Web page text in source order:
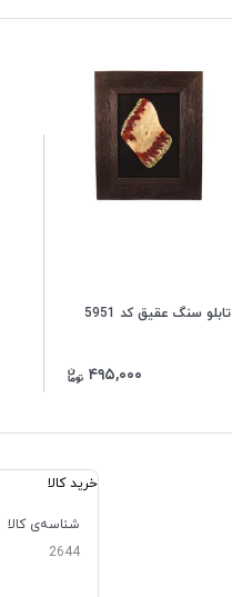
تابلو سنگ عقیق کد 5951
۴۹۵,۰۰۰
خرید کالا
شناسه‌ی کالا
2644